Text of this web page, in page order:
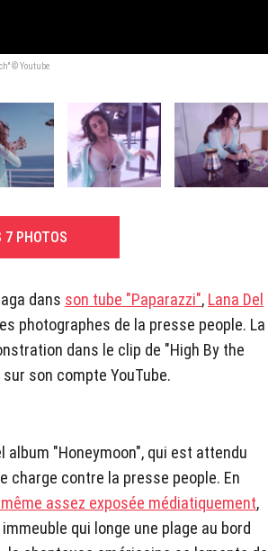
© Youtube
7 PHOTOS
dans son tube "Paparazzi", Lana Del
photographes de la presse people. La
dans le clip de "High By the
son compte YouTube.
"Honeymoon", qui est attendu
charge contre la presse people. En
assez exposée médiatiquement,
qui longe une plage au bord